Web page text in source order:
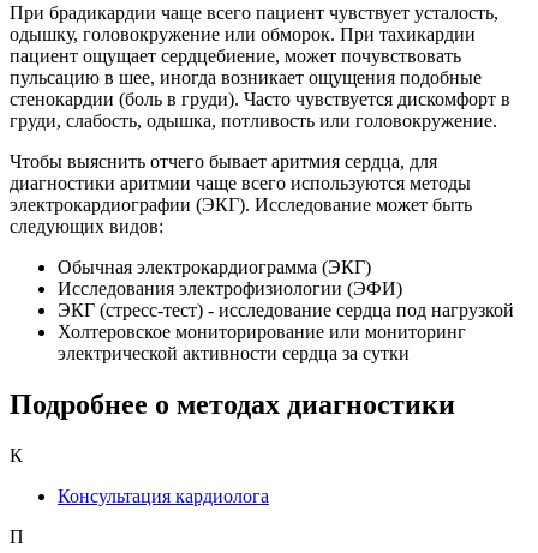
При брадикардии чаще всего пациент чувствует усталость,
одышку, головокружение или обморок. При тахикардии
пациент ощущает сердцебиение, может почувствовать
пульсацию в шее, иногда возникает ощущения подобные
стенокардии (боль в груди). Часто чувствуется дискомфорт в
груди, слабость, одышка, потливость или головокружение.
Чтобы выяснить отчего бывает аритмия сердца, для
диагностики аритмии чаще всего используются методы
электрокардиографии (ЭКГ). Исследование может быть
следующих видов:
Обычная электрокардиограмма (ЭКГ)
Исследования электрофизиологии (ЭФИ)
ЭКГ (стресс-тест) - исследование сердца под нагрузкой
Холтеровское мониторирование или мониторинг
электрической активности сердца за сутки
Подробнее о методах диагностики
К
Консультация кардиолога
П